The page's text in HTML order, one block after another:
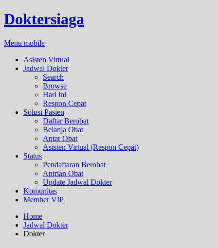
Doktersiaga
Menu mobile
Asisten Virtual
Jadwal Dokter
Search
Browse
Hari ini
Respon Cepat
Solusi Pasien
Daftar Berobat
Belanja Obat
Antar Obat
Asisten Virtual (Respon Cepat)
Status
Pendaftaran Berobat
Antrian Obat
Update Jadwal Dokter
Komunitas
Member VIP
Home
Jadwal Dokter
Dokter